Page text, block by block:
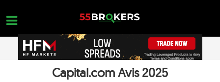
content
MEILLEUR BROKER FOREXOPEN A FREE ACCOUNT
Capital.com Avis 2025